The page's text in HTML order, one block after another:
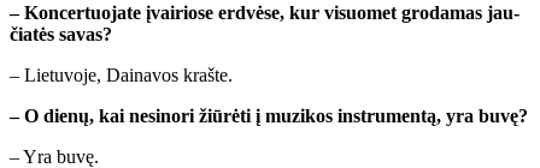
– Kon­cer­tuo­ja­te įvai­rio­se erd­vė­se, kur vi­suo­met gro­da­mas jau­
čia­tės sa­vas?
– Lie­tu­vo­je, Dai­na­vos kraš­te.
– O die­nų, kai ne­si­no­ri žiū­rė­ti į mu­zi­kos in­stru­men­tą, yra bu­vę?
– Yra bu­vę.